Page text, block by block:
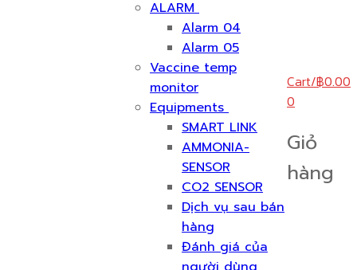
ALARM
Alarm 04
Alarm 05
Vaccine temp
monitor
Equipments
SMART LINK
AMMONIA-
SENSOR
CO2 SENSOR
Dịch vụ sau bán
hàng
Đánh giá của
Cart/฿0.00
0
Giỏ
hàng